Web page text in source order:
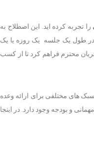
را تجربه کرده اید. این اصطلاح به
در طول یک جلسه یک روزه یا یک
محترم فراهم کرد تا از کسب
سبک های مختلفی برای ارائه وعده
و بودجه وجود دارد. در اینجا